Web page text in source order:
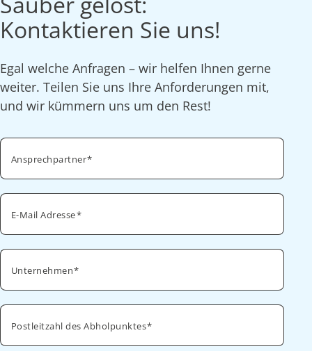
Kontaktieren Sie uns!
Egal welche Anfragen – wir helfen Ihnen gerne
weiter. Teilen Sie uns Ihre Anforderungen mit,
und wir kümmern uns um den Rest!
Ansprechpartner
E-Mail Adresse
Unternehmen
Postleitzahl des Abholpunktes